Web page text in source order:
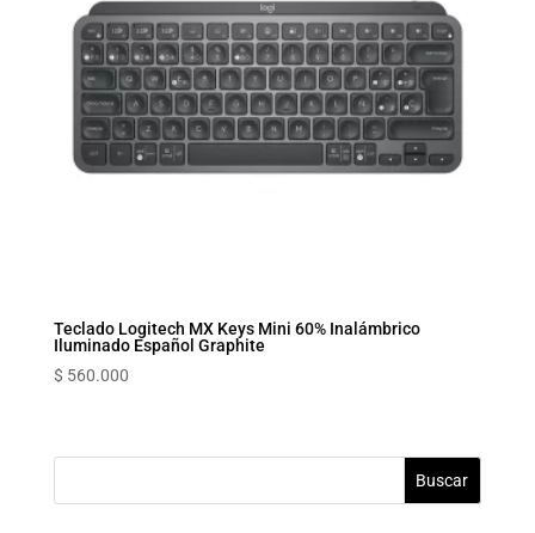
Teclado Logitech MX Keys Mini 60% Inalámbrico
Iluminado Español Graphite
$ 560.000
Buscar